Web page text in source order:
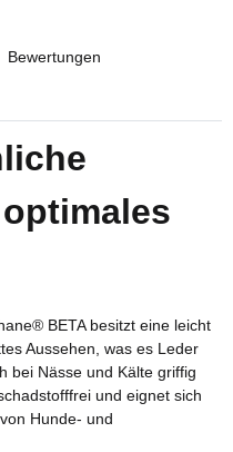
Bewertungen
BETA besitzt eine leicht
Aussehen, was es Leder
bei Nässe und Kälte griffig
und eignet sich
Hunde- und